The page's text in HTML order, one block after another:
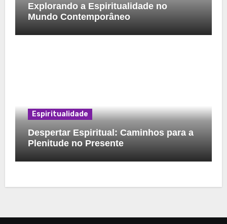
Explorando a Espiritualidade no
Mundo Contemporâneo
Espiritualidade
Despertar Espiritual: Caminhos para a
Plenitude no Presente